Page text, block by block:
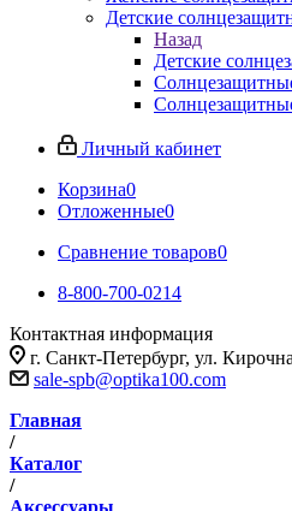
Детские
Назад
Детские
Личный кабинет
Корзина0
Отложенные0
Сравнение товаров0
8-800-700-0214
Контактная информация
г. Санкт-Петербург, ул.
sale-spb@optika100.com
Главная
/
Каталог
/
Аксессуары